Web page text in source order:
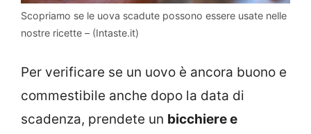
Scopriamo se le uova scadute possono essere usate nelle
nostre ricette – (Intaste.it)
Per verificare se un uovo è ancora buono e
commestibile anche dopo la data di
scadenza, prendete un bicchiere e